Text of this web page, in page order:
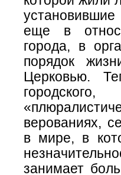
еще в
города, в
порядок
Церковью.
верованиях,
в мире, в
занимает